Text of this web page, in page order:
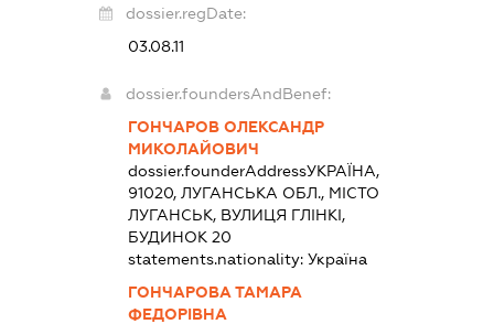
dossier.regDate:
03.08.11
dossier.foundersAndBenef:
ГОНЧАРОВ ОЛЕКСАНДР
МИКОЛАЙОВИЧ
dossier.founderAddressУКРАЇНА,
91020, ЛУГАНСЬКА ОБЛ., МІСТО
ЛУГАНСЬК, ВУЛИЦЯ ГЛІНКІ,
БУДИНОК 20
statements.nationality: Україна
ГОНЧАРОВА ТАМАРА
ФЕДОРІВНА